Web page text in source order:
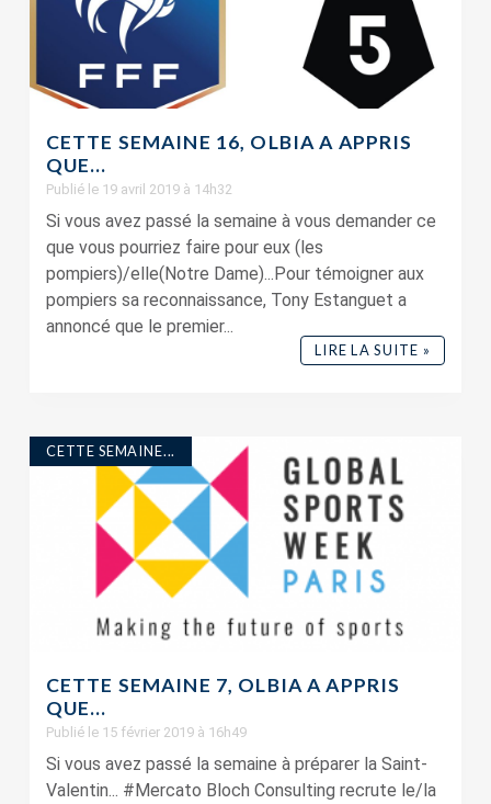
CETTE SEMAINE 16, OLBIA A APPRIS
QUE…
Publié le 19 avril 2019 à 14h32
Si vous avez passé la semaine à vous demander ce
que vous pourriez faire pour eux (les
pompiers)/elle(Notre Dame)...Pour témoigner aux
pompiers sa reconnaissance, Tony Estanguet a
annoncé que le premier...
LIRE LA SUITE »
CETTE SEMAINE...
CETTE SEMAINE 7, OLBIA A APPRIS
QUE…
Publié le 15 février 2019 à 16h49
Si vous avez passé la semaine à préparer la Saint-
Valentin... #Mercato Bloch Consulting recrute le/la